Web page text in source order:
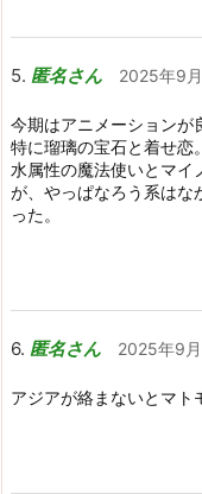
匿名さん 2025年9
今期はアニメーションが
特に瑠璃の宝石と着せ恋
水属性の魔法使いとマイ
が、やっぱなろう系はな
った。
匿名さん 2025年9
アジアが絡まないとマト